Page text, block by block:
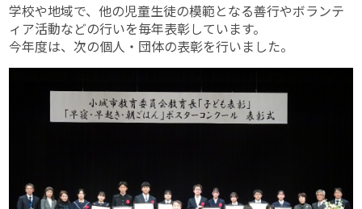
学校や地域で、他の児童生徒の模範となる善行やボランテ
ィア活動などの行いを毎年表彰しています。
今年度は、次の個人・団体の表彰を行いました。